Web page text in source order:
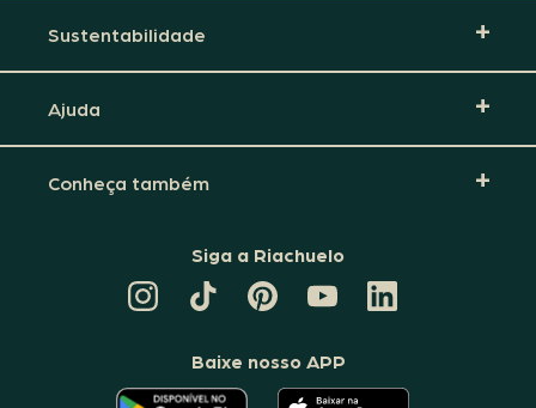
Sustentabilidade
Ajuda
Conheça também
Siga a Riachuelo
TIKTOK
DA
PINTEREST
DA
CANAL
DA
RIACHUELO
LINKEDIN
DA
Baixe nosso APP
O O